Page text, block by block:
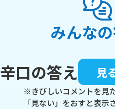
みんな
辛口の答え
見
※きびしいコメントを見
「見ない」をおすと表示